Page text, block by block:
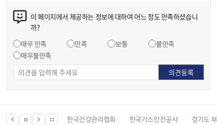
이 페이지에서 제공하는 정보에 대하여 어느 정도 만족하셨습니
까?
매우 만족
만족 보통
불만족
매우불만족
등 위치찾기서비스 한국건강관리협회 한국가스안전공사 경기도